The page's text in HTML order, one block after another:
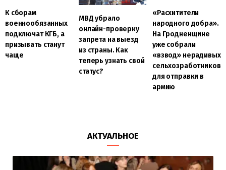
К сборам
военнообязанных
подключат КГБ, а
призывать станут
чаще
МВД убрало
онлайн-проверку
запрета на выезд
из страны. Как
теперь узнать свой
статус?
«Расхитители
народного добра».
На Гродненщине
уже собрали
«взвод» нерадивых
сельхозработников
для отправки в
армию
АКТУАЛЬНОЕ